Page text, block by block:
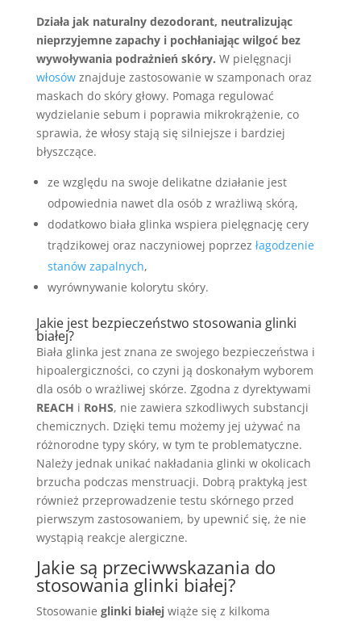
Działa jak naturalny dezodorant, neutralizując
nieprzyjemne zapachy i pochłaniając wilgoć bez
wywoływania podrażnień skóry. W pielęgnacji
włosówznajduje zastosowanie w szamponach oraz
maskach do skóry głowy. Pomaga regulować
wydzielanie sebum i poprawia mikrokrążenie, co
sprawia, że włosy stają się silniejsze i bardziej
błyszczące.
ze względu na swoje delikatne działanie jest
odpowiednia nawet dla osób z wrażliwą skórą,
dodatkowo biała glinka wspiera pielęgnację cery
trądzikowej oraz naczyniowej poprzez łagodzenie
stanów zapalnych,
wyrównywanie kolorytu skóry.
Jakie jest bezpieczeństwo stosowania glinki
białej?
Biała glinka jest znana ze swojego bezpieczeństwa i
hipoalergiczności, co czyni ją doskonałym wyborem
dla osób o wrażliwej skórze. Zgodna z dyrektywami
REACH i RoHS, nie zawiera szkodliwych substancji
chemicznych. Dzięki temu możemy jej używać na
różnorodne typy skóry, w tym te problematyczne.
Należy jednak unikać nakładania glinki w okolicach
brzucha podczas menstruacji. Dobrą praktyką jest
również przeprowadzenie testu skórnego przed
pierwszym zastosowaniem, by upewnić się, że nie
wystąpią reakcje alergiczne.
Jakie są przeciwwskazania do
stosowania glinki białej?
Stosowanie glinki białejwiąże się z kilkoma